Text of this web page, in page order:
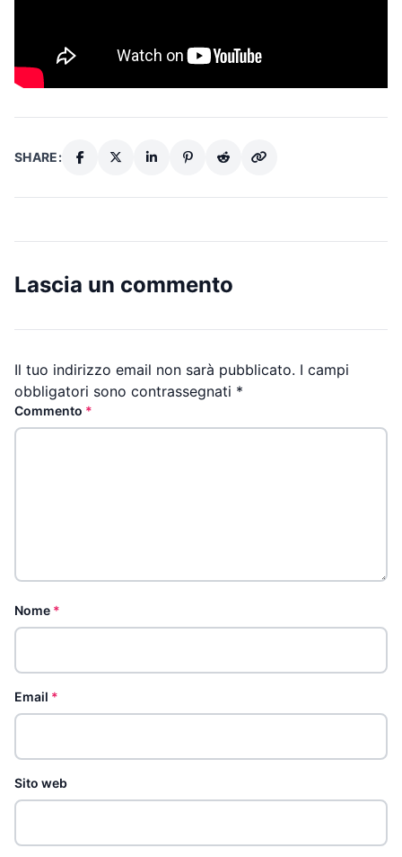
SHARE:
Lascia un commento
Il tuo indirizzo email non sarà pubblicato. I campi
obbligatori sono contrassegnati *
Commento *
Nome *
Email *
Sito web